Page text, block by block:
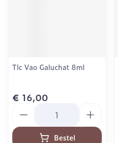
Tlc Vao Galuchat 8ml
€ 16,00
Bestel